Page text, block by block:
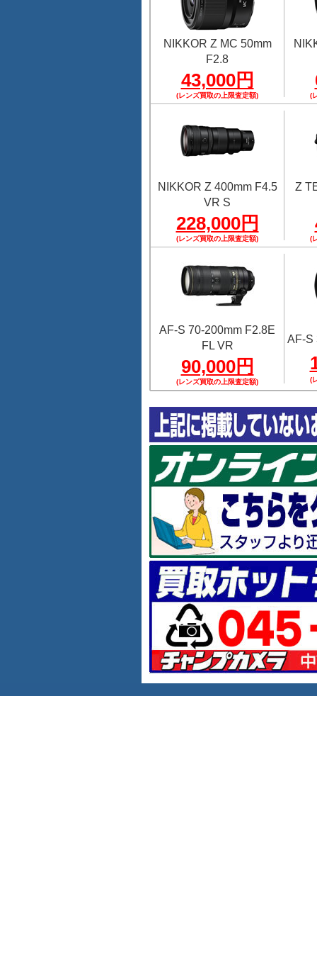
NIKKOR Z MC 50mm
F2.8
43,000円
(レンズ買取の上限査定額) (
NIKKOR Z 400mm F4.5
VR S
228,000円
(レンズ買取の上限査定額)
Z
(
AF-S 70-200mm F2.8E
FL VR
90,000円
(レンズ買取の上限査定額)
AF-S
(